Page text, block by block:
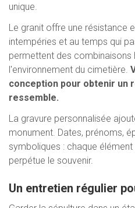
unique.
Le granit offre une résistance
intempéries et au temps qui
permettent des combinaisons
l'environnement du cimetière.
conception pour obtenir un
ressemble.
La gravure personnalisée
monument. Dates, prénoms,
symboliques : chaque
perpétue le souvenir.
Un entretien régulier